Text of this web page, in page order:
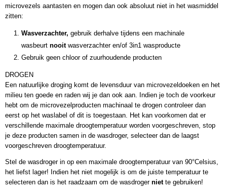
microvezels aantasten en mogen dan ook absoluut niet in het wasmiddel
zitten:
Wasverzachter, gebruik derhalve tijdens een machinale
wasbeurt nooitwasverzachter en/of 3in1 wasproducte
Gebruik geen chloor of zuurhoudende producten
DROGEN
Een natuurlijke droging komt de levensduur van microvezeldoeken en het
milieu ten goede en raden wij je dan ook aan. Indien je toch de voorkeur
hebt om de microvezelproducten machinaal te drogen controleer dan
eerst op het waslabel of dit is toegestaan. Het kan voorkomen dat er
verschillende maximale droogtemperatuur worden voorgeschreven, stop
je deze producten samen in de wasdroger, selecteer dan de laagst
voorgeschreven droogtemperatuur.
Stel de wasdroger in op een maximale droogtemperatuur van 90°Celsius,
het liefst lager! Indien het niet mogelijk is om de juiste temperatuur te
selecteren dan is het raadzaam om de wasdroger niette gebruiken!